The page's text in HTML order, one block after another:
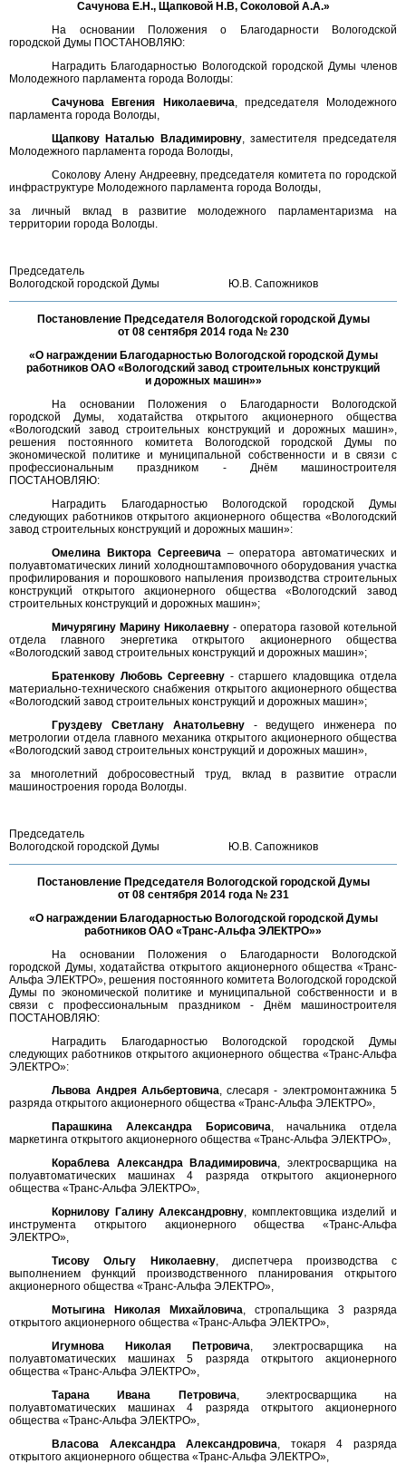
Сачунова Е.Н., Щапковой Н.В, Соколовой А.А.»
На основании Положения о Благодарности Вологодской
городской Думы ПОСТАНОВЛЯЮ:
Наградить Благодарностью Вологодской городской Думы членов
Молодежного парламента города Вологды:
Сачунова Евгения Николаевича, председателя Молодежного
парламента города Вологды,
Щапкову Наталью Владимировну, заместителя председателя
Молодежного парламента города Вологды,
Соколову Алену Андреевну, председателя комитета по городской
инфраструктуре Молодежного парламента города Вологды,
за личный вклад в развитие молодежного парламентаризма на
территории города Вологды.
Председатель
Вологодской городской Думы
Ю.В. Сапожников
Постановление Председателя Вологодской городской Думы
от 08 сентября 2014 года № 230
«О награждении Благодарностью Вологодской городской Думы
работников ОАО «Вологодский завод строительных конструкций
и дорожных машин»»
На основании Положения о Благодарности Вологодской
городской Думы, ходатайства открытого акционерного общества
«Вологодский завод строительных конструкций и дорожных машин»,
решения постоянного комитета Вологодской городской Думы по
экономической политике и муниципальной собственности и в связи с
профессиональным праздником - Днём машиностроителя
ПОСТАНОВЛЯЮ:
Наградить Благодарностью Вологодской городской Думы
следующих работников открытого акционерного общества «Вологодский
завод строительных конструкций и дорожных машин»:
Омелина Виктора Сергеевича– оператора автоматических и
полуавтоматических линий холодноштамповочного оборудования участка
профилирования и порошкового напыления производства строительных
конструкций открытого акционерного общества «Вологодский завод
строительных конструкций и дорожных машин»;
Мичурягину Марину Николаевну - оператора газовой котельной
отдела главного энергетика открытого акционерного общества
«Вологодский завод строительных конструкций и дорожных машин»;
Братенкову Любовь Сергеевну- старшего кладовщика отдела
материально-технического снабжения открытого акционерного общества
«Вологодский завод строительных конструкций и дорожных машин»;
Груздеву Светлану Анатольевну- ведущего инженера по
метрологии отдела главного механика открытого акционерного общества
«Вологодский завод строительных конструкций и дорожных машин»,
за многолетний добросовестный труд, вклад в развитие отрасли
машиностроения города Вологды.
Председатель
Вологодской городской Думы
Ю.В. Сапожников
Постановление Председателя Вологодской городской Думы
от 08 сентября 2014 года № 231
«О награждении Благодарностью Вологодской городской Думы
работников ОАО «Транс-Альфа ЭЛЕКТРО»»
На основании Положения о Благодарности Вологодской
городской Думы, ходатайства открытого акционерного общества «Транс-
Альфа ЭЛЕКТРО», решения постоянного комитета Вологодской городской
Думы по экономической политике и муниципальной собственности и в
связи с профессиональным праздником - Днём машиностроителя
ПОСТАНОВЛЯЮ:
Наградить Благодарностью Вологодской городской Думы
следующих работников открытого акционерного общества «Транс-Альфа
ЭЛЕКТРО»:
Львова Андрея Альбертовича, слесаря - электромонтажника 5
разряда открытого акционерного общества «Транс-Альфа ЭЛЕКТРО»,
Парашкина Александра Борисовича, начальника отдела
маркетинга открытого акционерного общества «Транс-Альфа ЭЛЕКТРО»,
Кораблева Александра Владимировича, электросварщика на
полуавтоматических машинах 4 разряда открытого акционерного
общества «Транс-Альфа ЭЛЕКТРО»,
Корнилову Галину Александровну, комплектовщика изделий и
инструмента открытого акционерного общества «Транс-Альфа
ЭЛЕКТРО»,
Тисову Ольгу Николаевну, диспетчера производства с
выполнением функций производственного планирования открытого
акционерного общества «Транс-Альфа ЭЛЕКТРО»,
Мотыгина Николая Михайловича, стропальщика 3 разряда
открытого акционерного общества «Транс-Альфа ЭЛЕКТРО»,
Игумнова Николая Петровича, электросварщика на
полуавтоматических машинах 5 разряда открытого акционерного
общества «Транс-Альфа ЭЛЕКТРО»,
Тарана Ивана Петровича, электросварщика на
полуавтоматических машинах 4 разряда открытого акционерного
общества «Транс-Альфа ЭЛЕКТРО»,
Власова Александра Александровича, токаря 4 разряда
открытого акционерного общества «Транс-Альфа ЭЛЕКТРО»,